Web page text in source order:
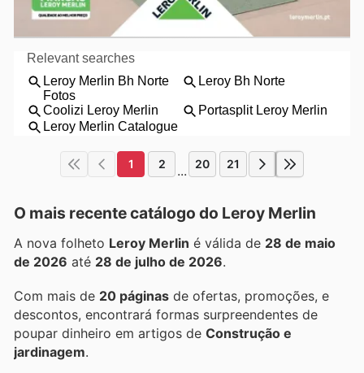
1 2 ... 20 21
O mais recente catálogo do Leroy Merlin
A nova folheto Leroy Merlin é válida de 28 de maio
de 2026 até 28 de julho de 2026.
Com mais de 20 páginas de ofertas, promoções, e
descontos, encontrará formas surpreendentes de
poupar dinheiro em artigos de Construção e
jardinagem.